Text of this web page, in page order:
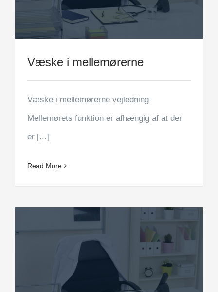
Væske i mellemørerne
Væske i mellemørerne vejledning
Mellemørets funktion er afhængig af at der
er [...]
Read More